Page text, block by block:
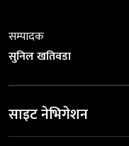
सम्पादक
सुनिल खतिवडा
साइट नेभिगेशन